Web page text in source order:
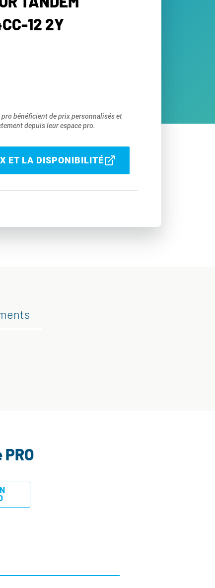
12 2Y
bénéficient de prix personnalisés et
depuis leur espace pro.
ET LA DISPONIBILITÉ